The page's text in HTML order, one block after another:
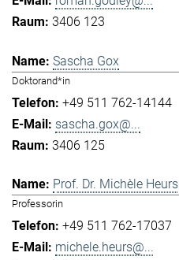
3406 123
Sascha Gox
Doktorand*in
+49 511 762-14144
sascha.gox@...
3406 125
Prof. Dr. Michèle Heurs
Professorin
+49 511 762-17037
michele.heurs@...